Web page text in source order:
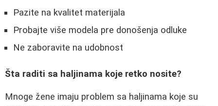
Pazite na kvalitet materijala
Probajte više modela pre donošenja odluke
Ne zaboravite na udobnost
Šta raditi sa haljinama koje retko nosite?
Mnoge žene imaju problem sa haljinama koje su